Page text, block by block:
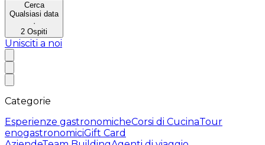
Cerca
Qualsiasi data
·
2 Ospiti
Unisciti a noi
Categorie
Esperienze gastronomicheCorsi di CucinaTour
enogastronomiciGift Card